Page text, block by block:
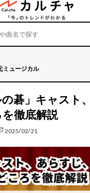
ミュージカル
碁」キャスト
徹底解説
2025/02/21